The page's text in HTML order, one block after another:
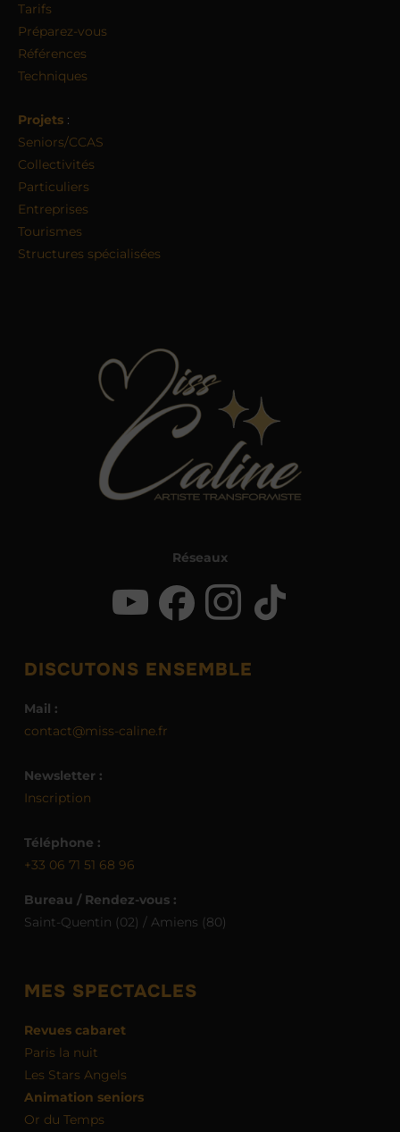
Tarifs
Préparez-vous
Références
Techniques
Projets :
Seniors/CCAS
Collectivités
Particuliers
Entreprises
Tourismes
Structures spécialisées
Réseaux
DISCUTONS ENSEMBLE
Mail :
contact@miss-caline.fr
Newsletter :
Inscription
Téléphone :
+33 06 71 51 68 96
Bureau / Rendez-vous :
Saint-Quentin (02) / Amiens (80)
MES SPECTACLES
Revues cabaret
Paris la nuit
Les Stars Angels
Animation seniors
Or du Temps